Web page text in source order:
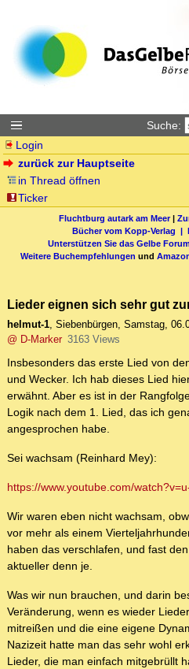
Suche:
Login
zurück zur Hauptseite
in Thread öffnen
Ticker
Fluchtburg autark am Meer|
Bücher vom Kopp-Verlag |
Unterstützen Sie das Gelbe
Weitere Buchempfehlungen und
Lieder eignen sich sehr gut
helmut-1, Siebenbürgen, Samstag,
@ D-Marker 3163 Views
Insbesonders das erste Lied von
und Wecker. Ich hab dieses Lied
erwähnt. Aber es ist in der
Logik nach dem 1. Lied, das ich
angesprochen habe.
Sei wachsam (Reinhard Mey):
https://www.youtube.com/
Wir waren eben nicht wachsam,
vor mehr als einem
haben das verschlafen, und fast
aktueller denn je.
Was wir nun brauchen, und darin
Veränderung, wenn es wieder
mitreißen und die eine eigene
Nazizeit hatte man das sehr wohl
Lieder, die man einfach mitgebrüllt